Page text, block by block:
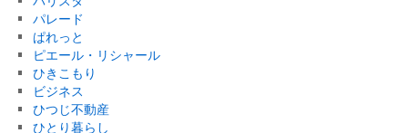
パレード
ぱれっと
ピエール・リシャール
ひきこもり
ビジネス
ひつじ不動産
ひとり暮らし